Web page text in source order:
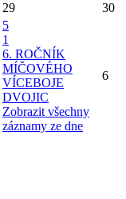
29 30
5
1
6. ROČNÍK
MÍČOVÉHO
VÍCEBOJE
DVOJIC
Zobrazit všechny
záznamy ze dne
6